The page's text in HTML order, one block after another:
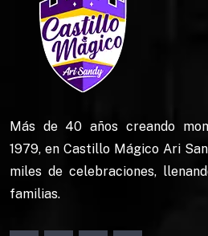
Más de 40 años creando
1979, en Castillo Mágico Ari
miles de celebraciones,
familias.